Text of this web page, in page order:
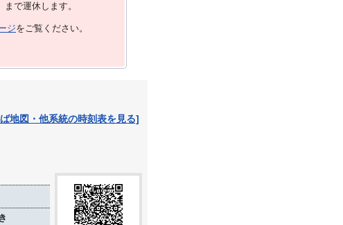
で運休します。
ジをご覧ください。
地図・他系統の時刻表を見る]